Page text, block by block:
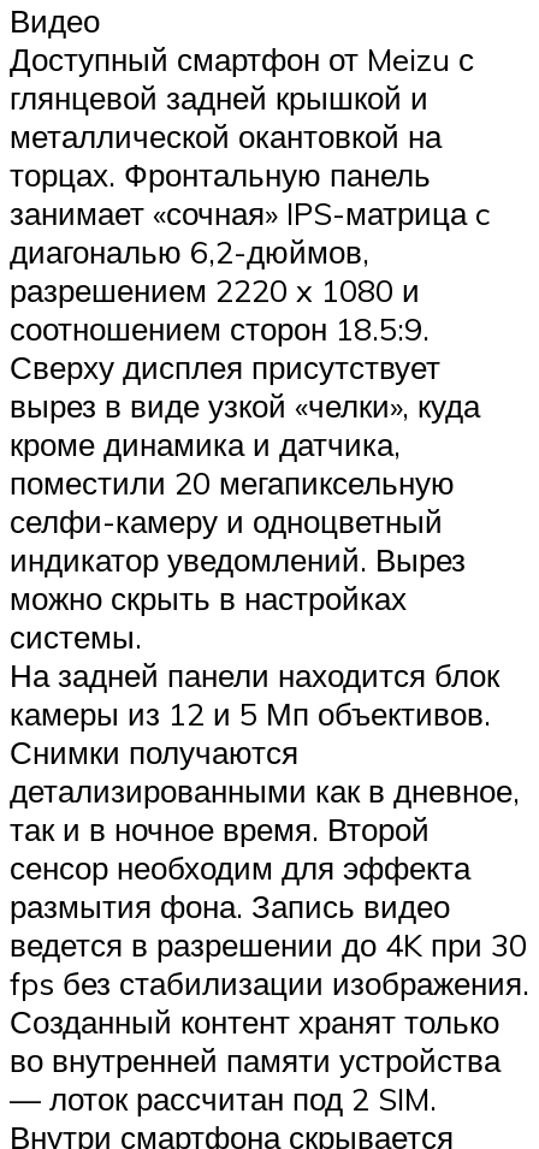
Видео
Доступный смартфон от Meizu с
глянцевой задней крышкой и
металлической окантовкой на
торцах. Фронтальную панель
занимает «сочная» IPS-матрица c
диагональю 6,2-дюймов,
разрешением 2220 x 1080 и
соотношением сторон 18.5:9.
Сверху дисплея присутствует
вырез в виде узкой «челки», куда
кроме динамика и датчика,
поместили 20 мегапиксельную
селфи-камеру и одноцветный
индикатор уведомлений. Вырез
можно скрыть в настройках
системы.
На задней панели находится блок
камеры из 12 и 5 Мп объективов.
Снимки получаются
детализированными как в дневное,
так и в ночное время. Второй
сенсор необходим для эффекта
размытия фона. Запись видео
ведется в разрешении до 4K при 30
fps без стабилизации изображения.
Созданный контент хранят только
во внутренней памяти устройства
— лоток рассчитан под 2 SIM.
Внутри смартфона скрывается